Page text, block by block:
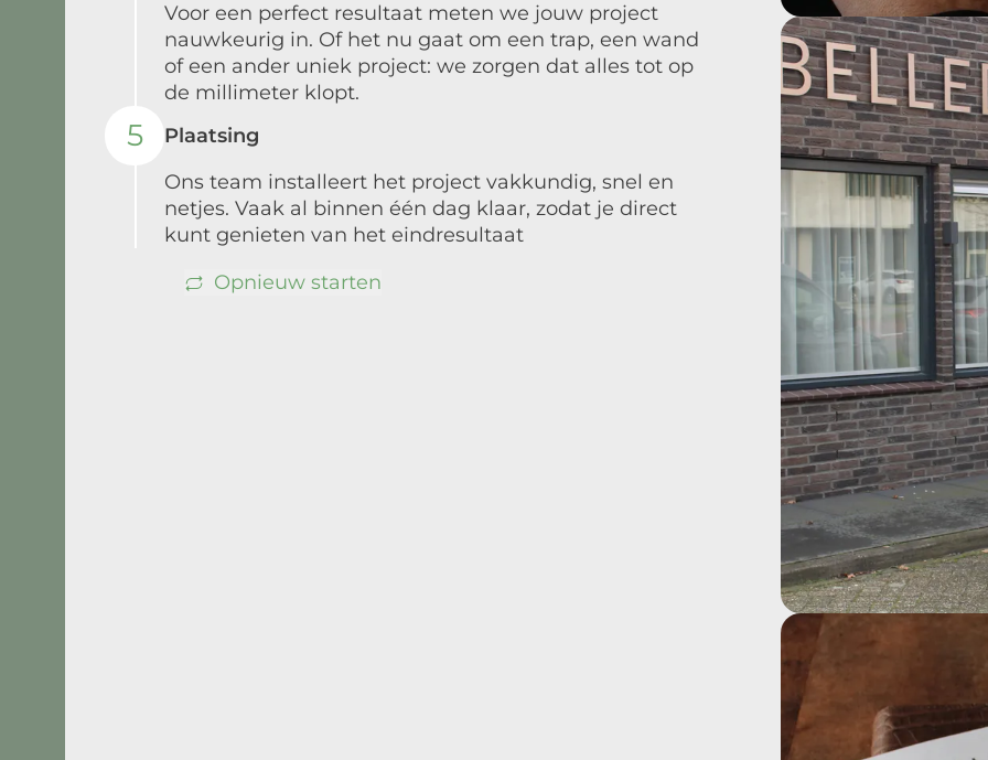
Voor een perfect resultaat meten we jouw project
nauwkeurig in. Of het nu gaat om een trap, een wand
of een ander uniek project: we zorgen dat alles tot op
de millimeter klopt.
5
Plaatsing
Ons team installeert het project vakkundig, snel en
netjes. Vaak al binnen één dag klaar, zodat je direct
kunt genieten van het eindresultaat
Opnieuw starten